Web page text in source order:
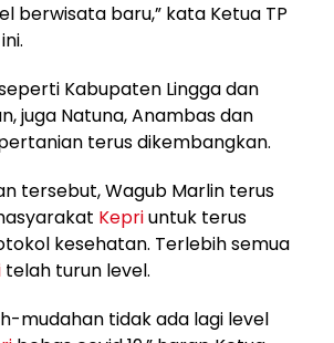
berwisata baru,” kata Ketua TP
Kabupaten Lingga dan
juga Natuna, Anambas dan
terus dikembangkan.
tersebut, Wagub Marlin terus
Kepriuntuk terus
kesehatan. Terlebih semua
telah turun level.
mudahan tidak ada lagi level